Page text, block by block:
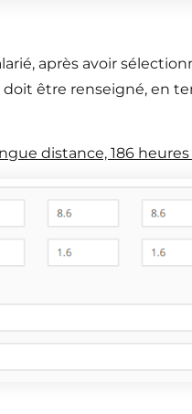
après avoir
doit être renseigné, en
distance, 186